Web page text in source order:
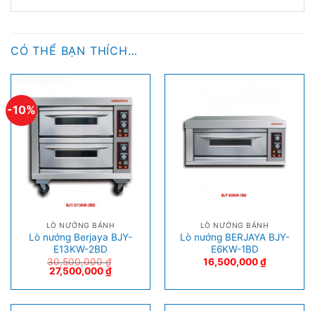
CÓ THỂ BẠN THÍCH…
-10%
LÒ NƯỚNG BÁNH
Lò nướng Berjaya BJY-
E13KW-2BD
30,500,000₫
27,500,000₫
LÒ NƯỚNG BÁNH
Lò nướng BERJAYA BJY-
E6KW-1BD
16,500,000₫